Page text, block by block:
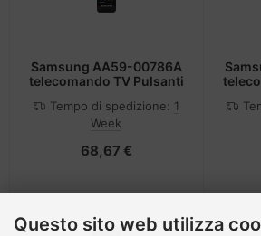
Samsung AA59-00786A
telecomando TV Pulsanti
Tempo di spedizione: 1
Week
68,67 €
Questo sito web utilizza